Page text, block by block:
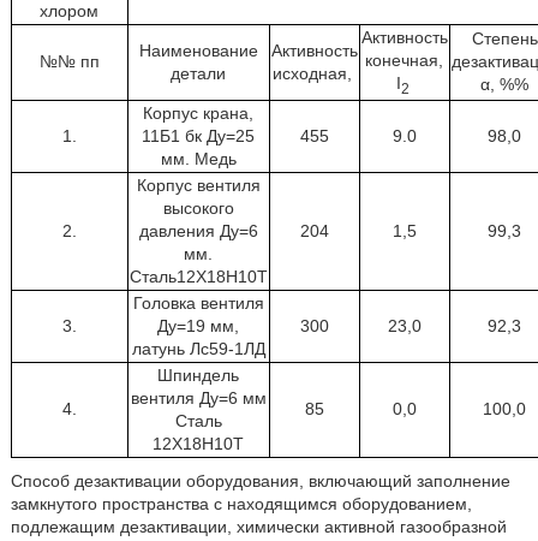
хлором
№№ пп
Наименование
детали
Активность
исходная,
Активность
конечная,
I2
Степень
α, %%
1.
Корпус крана,
11Б1 бк Ду=25
мм. Медь
455 9.0 98,0
2.
Корпус вентиля
высокого
давления Ду=6
мм.
Сталь12Х18Н10Т
204 1,5 99,3
3.
Головка вентиля
Ду=19 мм,
латунь Лс59-1ЛД
300 23,0 92,3
4.
Шпиндель
вентиля Ду=6 мм
Сталь
12Х18Н10Т
85 0,0 100,0
Способ дезактивации оборудования, включающий заполнение
замкнутого пространства с находящимся оборудованием,
подлежащим дезактивации, химически активной газообразной